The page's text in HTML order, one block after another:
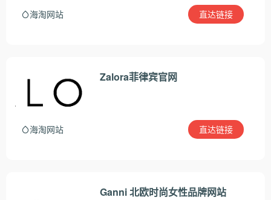
海淘网站 直达链接
Zalora菲律宾官网
海淘网站 直达链接
Ganni 北欧时尚女性品牌网站